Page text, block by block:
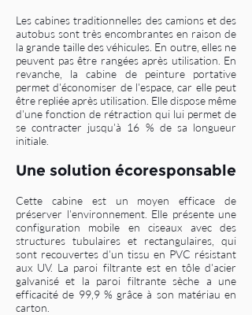
Les cabines traditionnelles des camions et des
autobus sont très encombrantes en raison de
la grande taille des véhicules. En outre, elles ne
peuvent pas être rangées après utilisation. En
revanche, la cabine de peinture portative
permet d'économiser de l'espace, car elle peut
être repliée après utilisation. Elle dispose même
d'une fonction de rétraction qui lui permet de
se contracter jusqu'à 16 % de sa longueur
initiale.
Une solution écoresponsable
Cette cabine est un moyen efficace de
préserver l'environnement. Elle présente une
configuration mobile en ciseaux avec des
structures tubulaires et rectangulaires, qui
sont recouvertes d'un tissu en PVC résistant
aux UV. La paroi filtrante est en tôle d'acier
galvanisé et la paroi filtrante sèche a une
efficacité de 99,9 % grâce à son matériau en
carton.